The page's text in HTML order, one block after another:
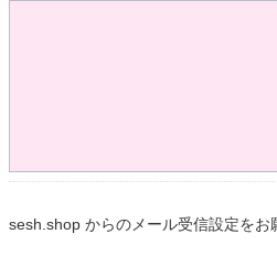
sesh.shop からのメール受信設定をお